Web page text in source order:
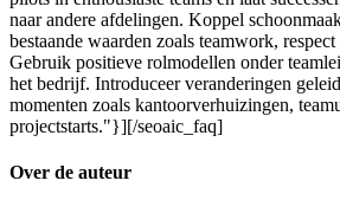
naar andere afdelingen. Koppel
bestaande waarden zoals teamwork,
Gebruik positieve rolmodellen onder
het bedrijf. Introduceer veranderingen
momenten zoals kantoorverhuizingen,
projectstarts."}][/seoaic_faq]
Over de auteur